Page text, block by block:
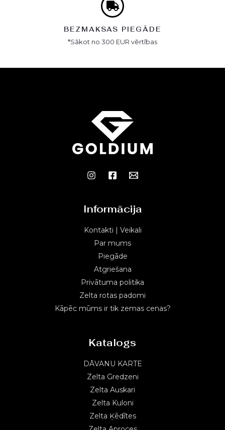
BEZMAKSAS PIEGĀDE
*Sākot no 300 EUR vērtības
Informācija
Kontakti | Veikali
Par mums
Piegāde
Atgriešana
Privātuma politika
Zelta rotas padomi
Kāpēc mūms ir tik zemas cenas?
Katalogs
DĀVANU KARTE
Zelta Gredzeni
Zelta Auskari
Zelta Kuloni
Zelta Ķēdītes